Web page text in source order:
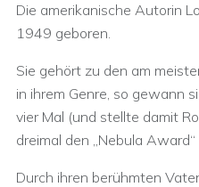
Die amerikanische Autorin
1949 geboren.
Sie gehört zu den am
in ihrem Genre, so gewann
vier Mal (und stellte damit
dreimal den „Nebula
Durch ihren berühmten